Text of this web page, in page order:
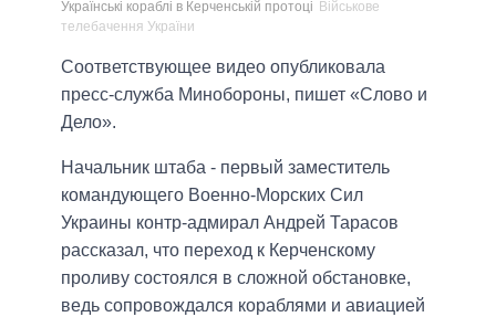
Українські кораблі в Керченській протоці Військове
телебачення України
Соответствующее видео опубликовала
пресс-служба Минобороны, пишет «Слово и
Дело».
Начальник штаба - первый заместитель
командующего Военно-Морских Сил
Украины контр-адмирал Андрей Тарасов
рассказал, что переход к Керченскому
проливу состоялся в сложной обстановке,
ведь сопровождался кораблями и авиацией